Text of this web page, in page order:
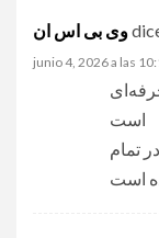
وی بی اس ان
junio 4, 2026 a las
است
تمام